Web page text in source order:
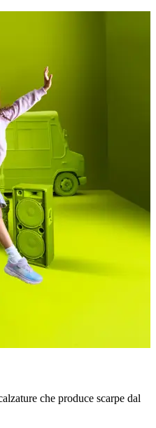
che produce scarpe dal